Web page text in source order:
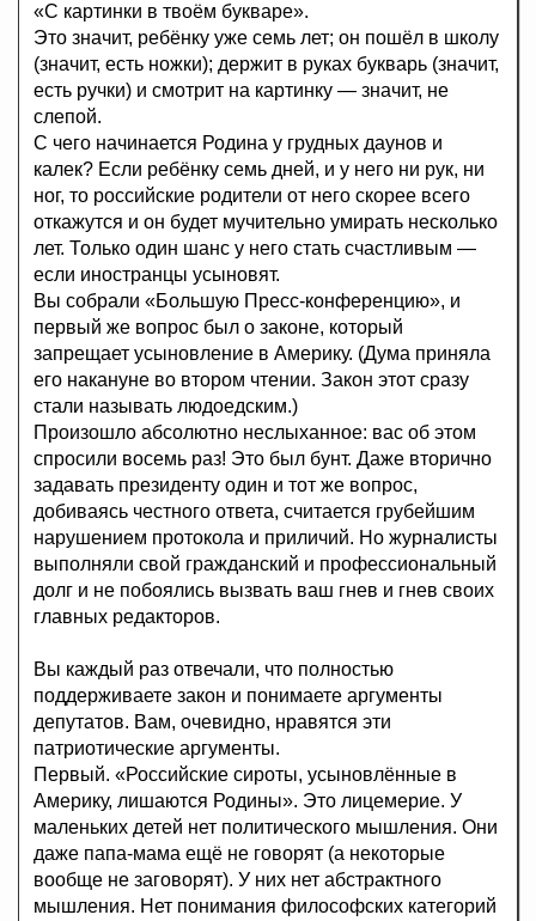
«С картинки в твоём букваре».
Это значит, ребёнку уже семь лет; он пошёл в школу
(значит, есть ножки); держит в руках букварь (значит,
есть ручки) и смотрит на картинку — значит, не
слепой.
С чего начинается Родина у грудных даунов и
калек? Если ребёнку семь дней, и у него ни рук, ни
ног, то российские родители от него скорее всего
откажутся и он будет мучительно умирать несколько
лет. Только один шанс у него стать счастливым —
если иностранцы усыновят.
Вы собрали «Большую Пресс-конференцию», и
первый же вопрос был о законе, который
запрещает усыновление в Америку. (Дума приняла
его накануне во втором чтении. Закон этот сразу
стали называть людоедским.)
Произошло абсолютно неслыханное: вас об этом
спросили восемь раз! Это был бунт. Даже вторично
задавать президенту один и тот же вопрос,
добиваясь честного ответа, считается грубейшим
нарушением протокола и приличий. Но журналисты
выполняли свой гражданский и профессиональный
долг и не побоялись вызвать ваш гнев и гнев своих
главных редакторов.
Вы каждый раз отвечали, что полностью
поддерживаете закон и понимаете аргументы
депутатов. Вам, очевидно, нравятся эти
патриотические аргументы.
Первый. «Российские сироты, усыновлённые в
Америку, лишаются Родины». Это лицемерие. У
маленьких детей нет политического мышления. Они
даже папа-мама ещё не говорят (а некоторые
вообще не заговорят). У них нет абстрактного
мышления. Нет понимания философских категорий